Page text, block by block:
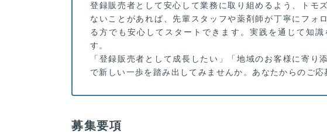
登録販売者として安心して業務に取り組めるよう、トモ
ないことがあれば、先輩スタッフや薬剤師が丁寧にフォ
る方でも安心してスタートできます。実践を通じて知
す。
「登録販売者として成長したい」「地域のお客様に寄
で新しい一歩を踏み出してみませんか。あなたからのご応
募集要項